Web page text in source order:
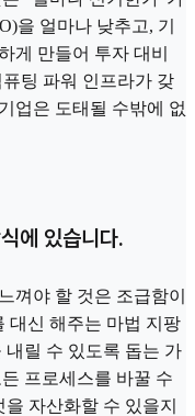
을 얼마나 낮추고, 기
게 만들어 투자 대비
팅 파워 인프라가 갖
업은 도태될 수밖에 없
에 있습니다.
껴야 할 것은 조급함이
대신 해주는 마법 지팡
내릴 수 있도록 돕는 가
프로세스를 바꿀 수
자산화할 수 있을지